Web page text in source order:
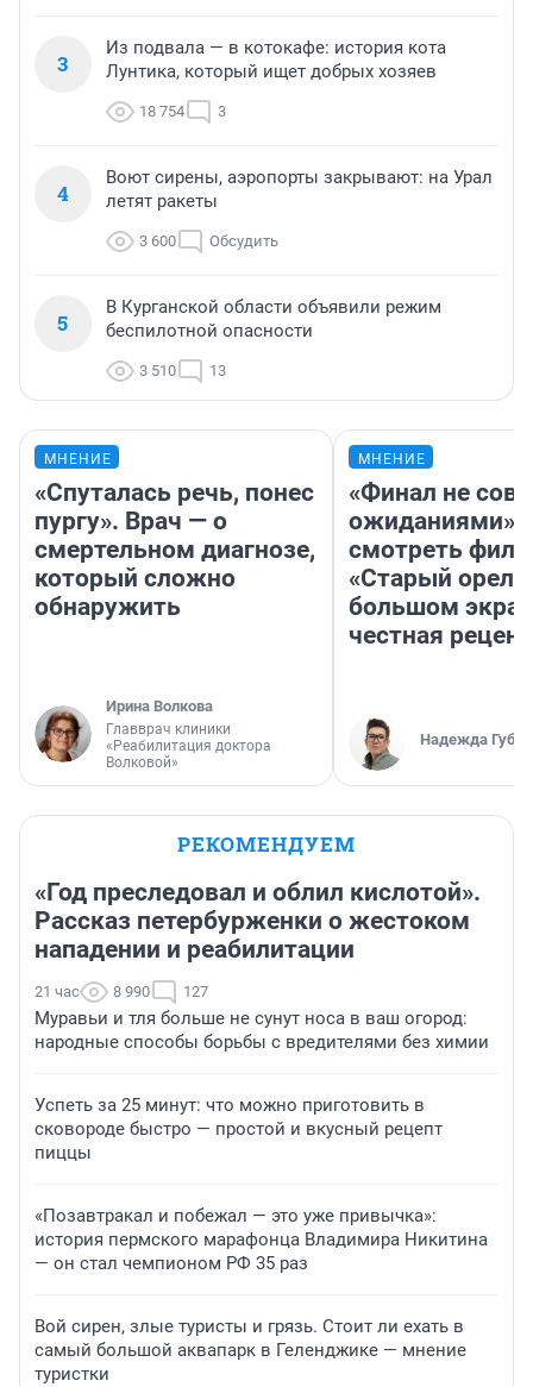
3
Из подвала — в котокафе: история кота
Лунтика, который ищет добрых хозяев
18 754 3
4
Воют сирены, аэропорты закрывают: на Урал
летят ракеты
3 600 Обсудить
5
В Курганской области объявили режим
беспилотной опасности
3 510 13
МНЕНИЕ
«Спуталась речь, понес
пургу». Врач — о
смертельном диагнозе,
который сложно
обнаружить
Ирина Волкова
Главврач клиники
«Реабилитация доктора
Волковой»
МНЕНИЕ
«Финал не
ожиданиями»:
смотреть
«Старый орел»
большом
честная
Надежда
РЕКОМЕНДУЕМ
«Год преследовал и облил кислотой».
Рассказ петербурженки о жестоком
нападении и реабилитации
21 час 8 990 127
Муравьи и тля больше не сунут носа в ваш огород:
народные способы борьбы с вредителями без химии
Успеть за 25 минут: что можно приготовить в
сковороде быстро — простой и вкусный рецепт
пиццы
«Позавтракал и побежал — это уже привычка»:
история пермского марафонца Владимира Никитина
— он стал чемпионом РФ 35 раз
Вой сирен, злые туристы и грязь. Стоит ли ехать в
самый большой аквапарк в Геленджике — мнение
туристки